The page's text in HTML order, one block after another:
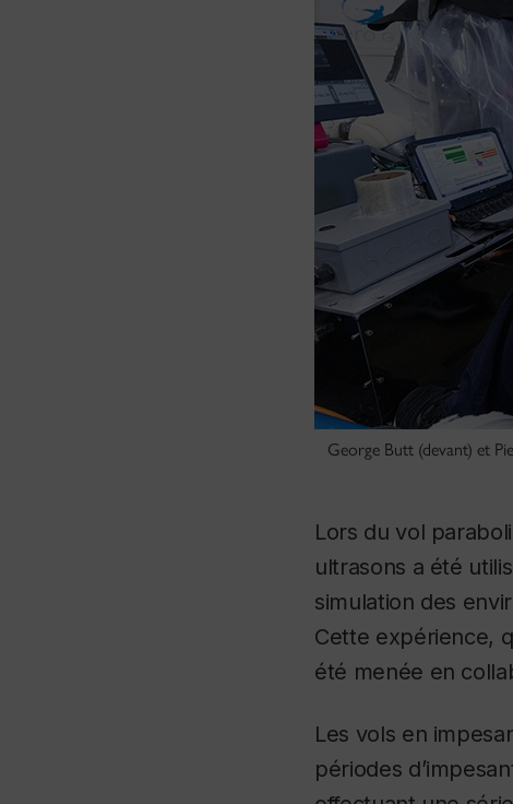
George Butt (devant) et
Lors du vol
ultrasons a été
simulation des
Cette expérience,
été menée en
Les vols en
périodes